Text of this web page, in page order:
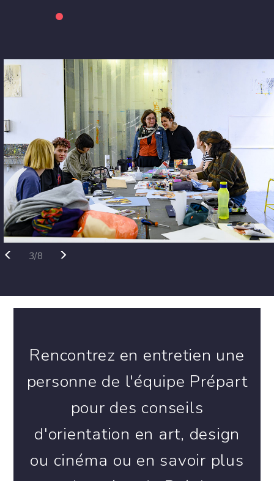
< 3/8 >
Rencontrez en entretien une
personne de l'équipe Prépart
pour des conseils
d'orientation en art, design
ou cinéma ou en savoir plus